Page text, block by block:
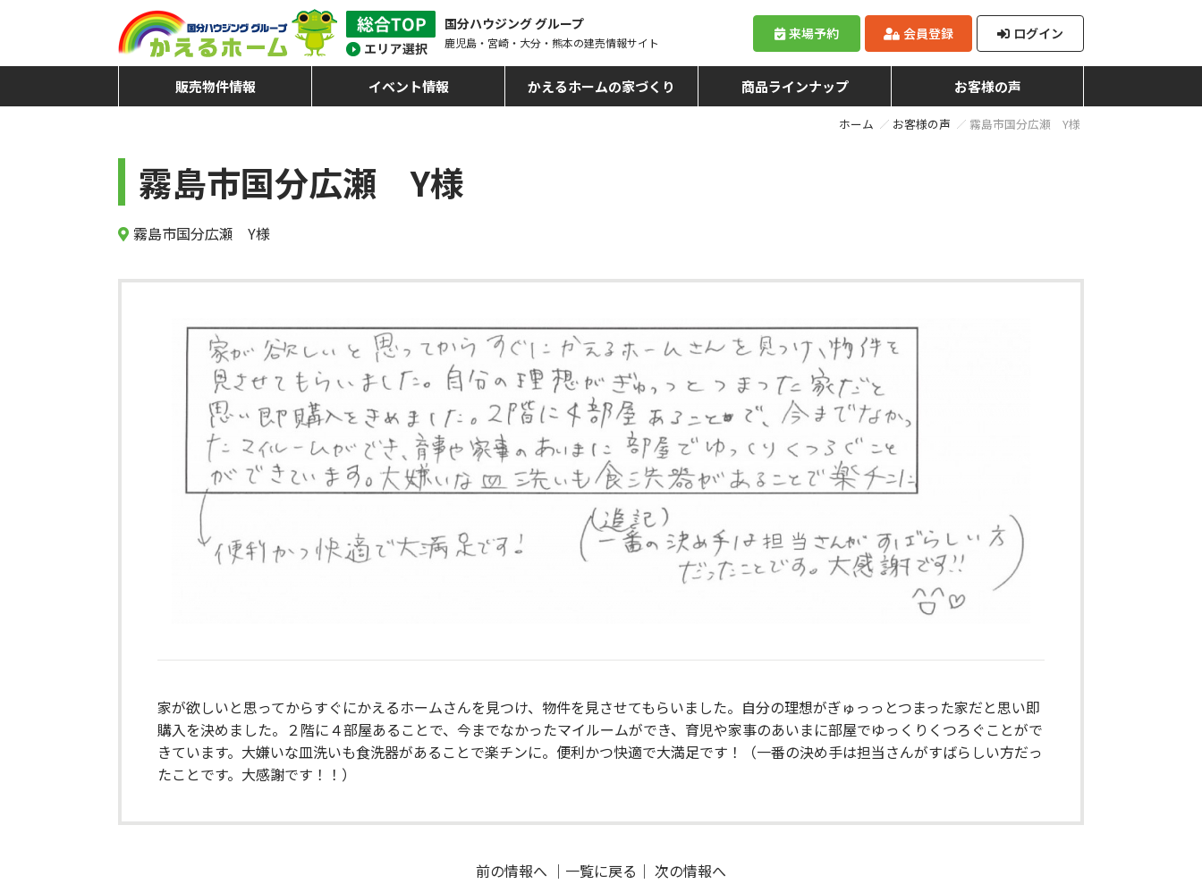
国分ハウジング グループ
鹿児島・宮崎・大分・熊本の建売情報サイト
来場予約 会員登録 ログイン
販売物件情報 イベント情報 かえるホームの家づくり 商品ラインナップ お客様の声
ホーム お客様の声 霧島市国分広瀬 Y様
霧島市国分広瀬 Y様
霧島市国分広瀬 Y様
家が欲しいと思ってからすぐにかえるホームさんを見つけ、物件を見させてもらいました。自分の理想がぎゅっっとつまった家だと思い即
購入を決めました。２階に４部屋あることで、今までなかったマイルームができ、育児や家事のあいまに部屋でゆっくりくつろぐことがで
きています。大嫌いな皿洗いも食洗器があることで楽チンに。便利かつ快適で大満足です！（一番の決め手は担当さんがすばらしい方だっ
たことです。大感謝です！！）
前の情報へ ｜ 一覧に戻る ｜ 次の情報へ